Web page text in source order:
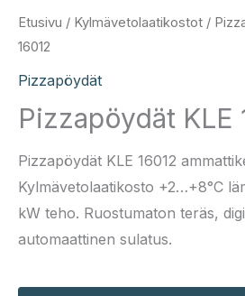
Etusivu / Kylmävetolaatikostot /
16012
Pizzapöydät
Pizzapöydät KLE
Pizzapöydät KLE 16012
Kylmävetolaatikosto +2…+8°C
kW teho. Ruostumaton teräs,
automaattinen sulatus.